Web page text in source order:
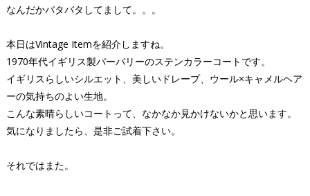
なんだかバタバタしてまして。。。
本日はVintage Itemを紹介しますね。
1970年代イギリス製バーバリーのステンカラーコートです。
イギリスらしいシルエット、美しいドレープ、ウール×キャメルヘア
ーの気持ちのよい生地。
こんな素晴らしいコートって、なかなか見かけないかと思います。
気になりましたら、是非ご試着下さい。
それではまた。